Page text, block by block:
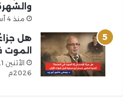
منذ 4 أسابيع
هل
الموت
2026م